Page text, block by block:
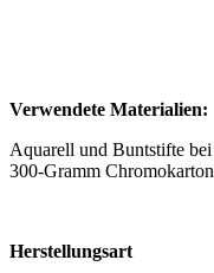
Verwendete Materialien:
Aquarell und Buntstifte
300-Gramm
Herstellungsart